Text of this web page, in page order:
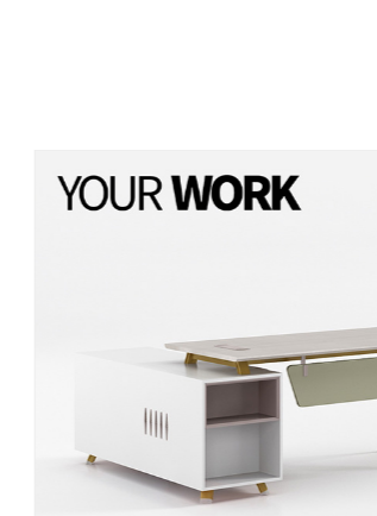
Assailplast उद्योग फर्म लागि कार्यालय
वास्तुकला र मानिसहरू बीचको लिंकको रूपमा